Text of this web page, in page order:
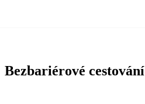
Bezbariérové cestování